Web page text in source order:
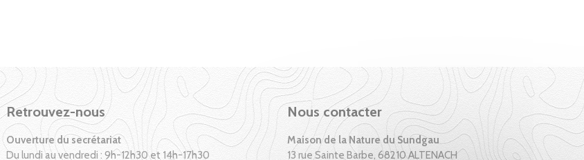
Retrouvez-nous
Ouverture du secrétariat
Du lundi au vendredi : 9h-12h30 et 14h-17h30
Nous contacter
Maison de la Nature du Sundgau
13 rue Sainte Barbe, 68210 ALTENACH